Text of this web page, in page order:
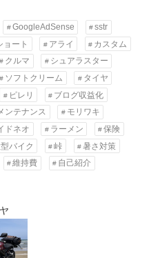
GoogleAdSense
sstr
ョート アライ
カスタム
クルマ
シュアラスター
ソフトクリーム
タイヤ
ピレリ
ブログ収益化
ンテナンス
モリワキ
ドネオ ラーメン
保険
バイク 峠
暑さ対策
維持費
自己紹介